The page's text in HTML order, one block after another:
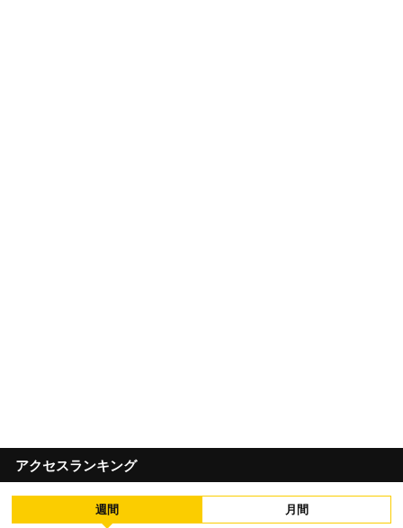
アクセスランキング
週間 月間